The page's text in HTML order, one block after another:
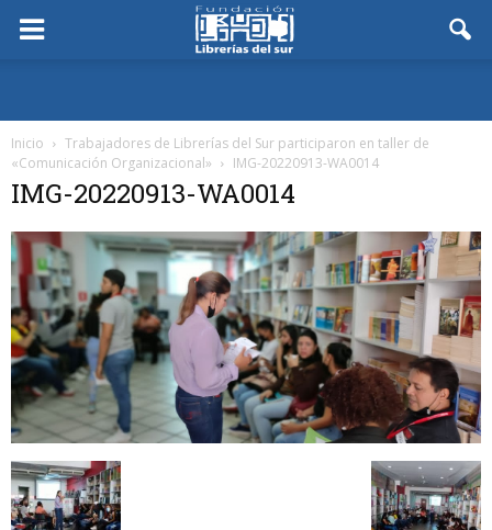
Inicio
Trabajadores de Librerías del Sur participaron en taller de
«Comunicación Organizacional»
IMG-20220913-WA0014
IMG-20220913-WA0014